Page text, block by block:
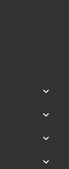



